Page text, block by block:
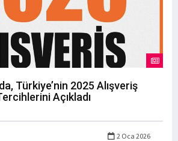
Türkiye’nin 2025 Alışveriş
Açıkladı
2 Oca 2026